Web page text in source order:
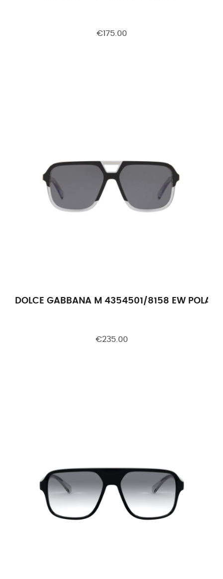
€175.00
DOLCE GABBANA M 4354501/8158 EW
€235.00